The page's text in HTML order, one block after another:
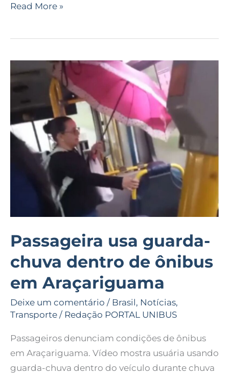
Read More »
Passageira usa guarda-
chuva dentro de ônibus
em Araçariguama
Deixe um comentário / Brasil, Notícias,
Transporte / Redação PORTAL UNIBUS
Passageiros denunciam condições de ônibus
em Araçariguama. Vídeo mostra usuária usando
guarda-chuva dentro do veículo durante chuva
Passageira
usa
chuva
dentro
de
ônibus
Araçariguama